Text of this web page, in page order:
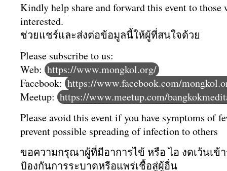
Kindly help share and forward this event to those
interested.
ช่วยแชร์และส่งต่อข้อมูลนี้ให้ผู้ที่สนใจด้วย
Please subscribe to us:
Web: https://www.mongkol.org/
Facebook: https://www.facebook.com/
Meetup: https://www.meetup.com/
Please avoid this event if you have symptoms of
prevent possible spreading of infection to others
ขอความกรุณาผู้ที่มีอาการไข้ หรือ ไอ งดเว้นเข้
ป้องกันการระบาดหรือแพร่เชื้อสู่ผู้อื่น